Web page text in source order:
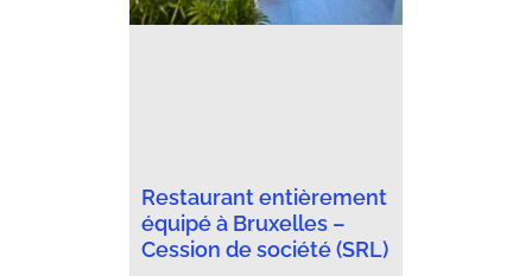
Restaurant entièrement
équipé à Bruxelles –
Cession de société (SRL)